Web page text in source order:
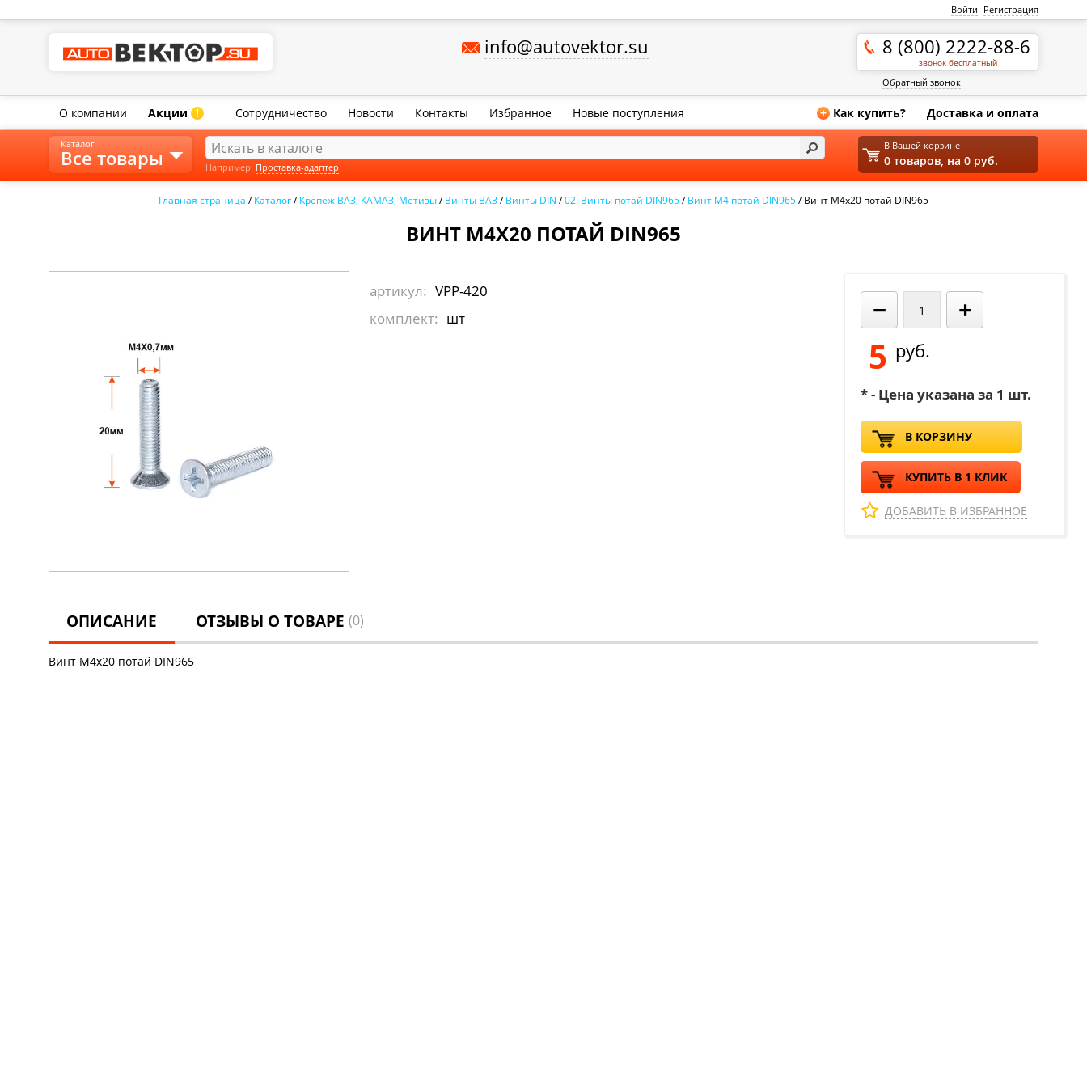
Войти Регистрация
info@autovektor.su 8 (800) 2222-88-6
звонок бесплатный
Обратный звонок
О компании Акции ! Сотрудничество Новости Контакты Избранное Новые поступления + Как купить? Доставка и оплата
Главная страница /Каталог/Крепеж ВАЗ, КАМАЗ, Метизы/Винты ВАЗ/Винты DIN /02. Винты потай DIN965/Винт М4 потай DIN965/Винт М4х20 потай DIN965
ВИНТ М4Х20 ПОТАЙ DIN965
артикул: VPP-420
комплект: шт − +
5 руб.
* - Цена указана за 1 шт.
В КОРЗИНУ
КУПИТЬ В 1 КЛИК
ДОБАВИТЬ В ИЗБРАННОЕ
ОПИСАНИЕ ОТЗЫВЫ О ТОВАРЕ (0)
Винт М4х20 потай DIN965
Каталог
Все товары
В Вашей корзине
0 товаров, на 0 руб.
Например: Проставка-адаптер